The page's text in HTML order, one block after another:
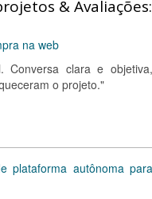
& Avaliações:
na web
Conversa clara e
o projeto."
plataforma autônoma